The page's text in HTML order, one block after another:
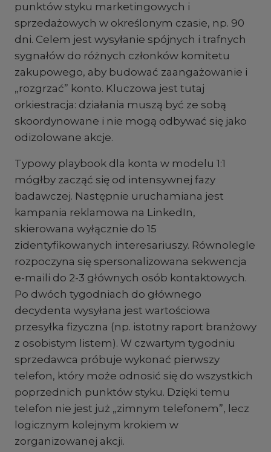
punktów styku marketingowych i
sprzedażowych w określonym czasie, np. 90
dni. Celem jest wysyłanie spójnych i trafnych
sygnałów do różnych członków komitetu
zakupowego, aby budować zaangażowanie i
„rozgrzać” konto. Kluczowa jest tutaj
orkiestracja: działania muszą być ze sobą
skoordynowane i nie mogą odbywać się jako
odizolowane akcje.
Typowy playbook dla konta w modelu 1:1
mógłby zacząć się od intensywnej fazy
badawczej. Następnie uruchamiana jest
kampania reklamowa na LinkedIn,
skierowana wyłącznie do 15
zidentyfikowanych interesariuszy. Równolegle
rozpoczyna się spersonalizowana sekwencja
e-maili do 2-3 głównych osób kontaktowych.
Po dwóch tygodniach do głównego
decydenta wysyłana jest wartościowa
przesyłka fizyczna (np. istotny raport branżowy
z osobistym listem). W czwartym tygodniu
sprzedawca próbuje wykonać pierwszy
telefon, który może odnosić się do wszystkich
poprzednich punktów styku. Dzięki temu
telefon nie jest już „zimnym telefonem”, lecz
logicznym kolejnym krokiem w
zorganizowanej akcji.